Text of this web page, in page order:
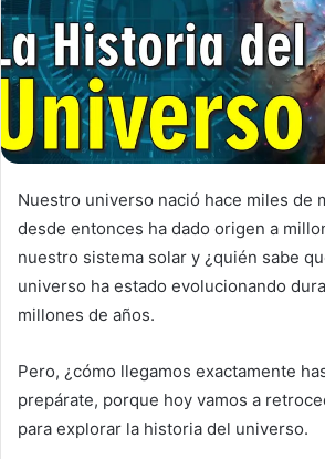
Nuestro universo nació hace miles de
desde entonces ha dado origen a
nuestro sistema solar y ¿quién sabe
universo ha estado evolucionando
millones de años.
Pero, ¿cómo llegamos exactamente
prepárate, porque hoy vamos a
para explorar la historia del universo.